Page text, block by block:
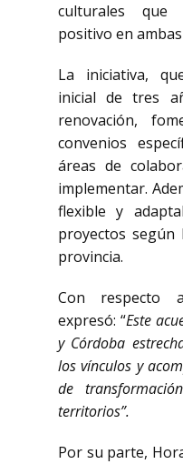
culturales que
positivo en
La iniciativa,
inicial de tres
renovación,
convenios
áreas de
implementar.
flexible y
proyectos según
provincia.
Con respecto
expresó: “Este
y Córdoba
los vínculos y
de
territorios”.
Por su parte,